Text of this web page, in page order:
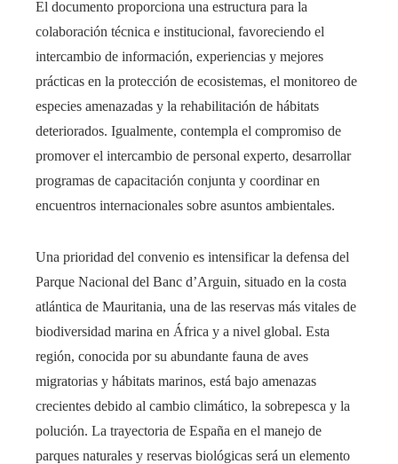
El documento proporciona una estructura para la
colaboración técnica e institucional, favoreciendo el
intercambio de información, experiencias y mejores
prácticas en la protección de ecosistemas, el monitoreo de
especies amenazadas y la rehabilitación de hábitats
deteriorados. Igualmente, contempla el compromiso de
promover el intercambio de personal experto, desarrollar
programas de capacitación conjunta y coordinar en
encuentros internacionales sobre asuntos ambientales.
Una prioridad del convenio es intensificar la defensa del
Parque Nacional del Banc d’Arguin, situado en la costa
atlántica de Mauritania, una de las reservas más vitales de
biodiversidad marina en África y a nivel global. Esta
región, conocida por su abundante fauna de aves
migratorias y hábitats marinos, está bajo amenazas
crecientes debido al cambio climático, la sobrepesca y la
polución. La trayectoria de España en el manejo de
parques naturales y reservas biológicas será un elemento